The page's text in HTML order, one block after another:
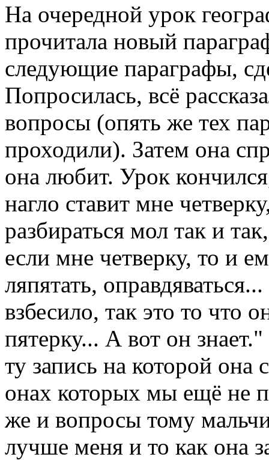
На очередной урок
прочитала новый
следующие параграфы,
Попросилась, всё
вопросы (опять же тех
проходили). Затем она
она любит. Урок
нагло ставит мне
разбираться мол так и
если мне четверку, то и
ляпятать,
взбесило, так это то что
пятерку... А вот он
ту запись на которой
онах которых мы ещё не
же и вопросы тому
лучше меня и то как она